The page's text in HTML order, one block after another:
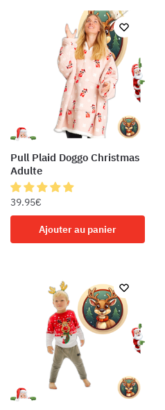
Pull Plaid Doggo Christmas
Adulte
39.95€
Ajouter au panier